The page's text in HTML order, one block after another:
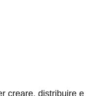
creare, distribuire e